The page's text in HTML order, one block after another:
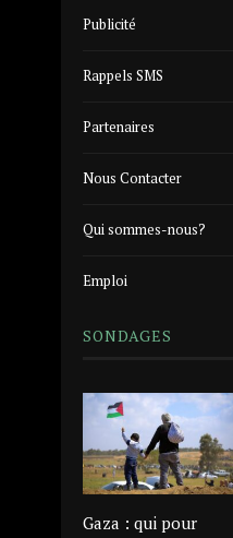
Publicité
Rappels SMS
Partenaires
Nous Contacter
Qui sommes-nous?
Emploi
SONDAGES
Gaza : qui pour